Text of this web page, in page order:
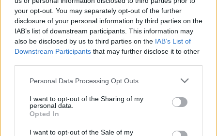
your opt-out. You may separately opt-out of the further
disclosure of your personal information by third parties on the
IAB’s list of downstream participants. This information may
also be disclosed by us to third parties on the IAB’s List of
Downstream Participants that may further disclose it to other
Please note that this website/app uses one or more Google
not limited to your visit or usage behaviour. You may click to
grant or deny consent to Google and its third-party tags to
use your data for below specified purposes in below Google
consent section.
Personal Data Processing Opt Outs
I want to opt-out of the Sharing of my
personal data.
Opted In
I want to opt-out of the Sale of my